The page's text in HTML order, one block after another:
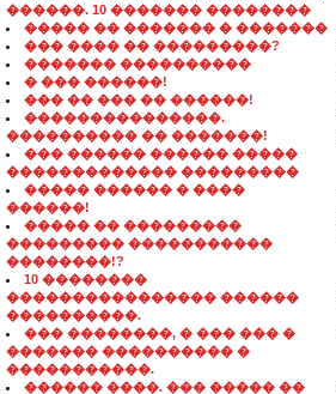
������. 10 ������� ��������
����� �� ������� � �������
��� ���� �� ���������?
������� ����������
� ��� ������!
��� �� ��� �� ������!
���������������.
���������� �� �������!
��� ������ ������ �����
������������� ���������
����� ������ � ����
������!
����� �� ���������
��������� �����������
��������!?
10 ��������
���������������� ������
����������.
��� ��������, � ��� ��� �
������� ���������� �
�����������.
������ ����. ��� ����� ��